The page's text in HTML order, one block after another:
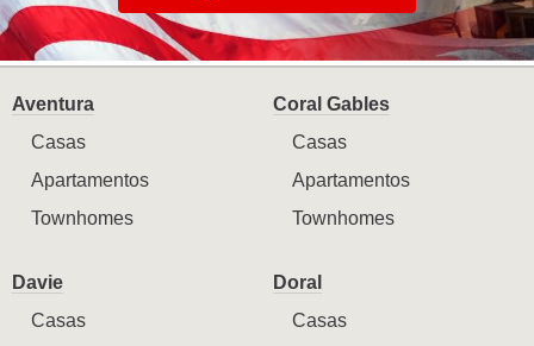
Aventura
Casas
Apartamentos
Townhomes
Coral Gables
Casas
Apartamentos
Townhomes
Davie
Casas
Doral
Casas